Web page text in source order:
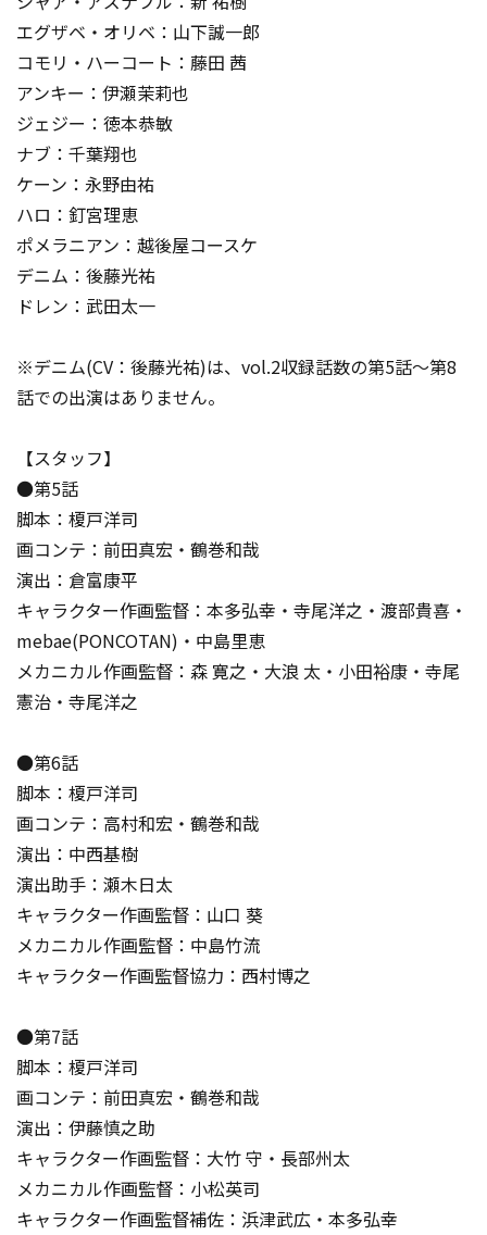
エグザベ・オリベ：山下誠一郎
コモリ・ハーコート：藤田 茜
アンキー：伊瀬茉莉也
ジェジー：徳本恭敏
ナブ：千葉翔也
ケーン：永野由祐
ハロ：釘宮理恵
ポメラニアン：越後屋コースケ
デニム：後藤光祐
ドレン：武田太一
※デニム(CV：後藤光祐)は、vol.2収録話数の第5話～第8
話での出演はありません。
【スタッフ】
●第5話
脚本：榎戸洋司
画コンテ：前田真宏・鶴巻和哉
演出：倉富康平
キャラクター作画監督：本多弘幸・寺尾洋之・渡部貴喜・
mebae(PONCOTAN)・中島里恵
メカニカル作画監督：森 寛之・大浪 太・小田裕康・寺尾
憲治・寺尾洋之
●第6話
脚本：榎戸洋司
画コンテ：高村和宏・鶴巻和哉
演出：中西基樹
演出助手：瀬木日太
キャラクター作画監督：山口 葵
メカニカル作画監督：中島竹流
キャラクター作画監督協力：西村博之
●第7話
脚本：榎戸洋司
画コンテ：前田真宏・鶴巻和哉
演出：伊藤慎之助
キャラクター作画監督：大竹 守・長部州太
メカニカル作画監督：小松英司
キャラクター作画監督補佐：浜津武広・本多弘幸